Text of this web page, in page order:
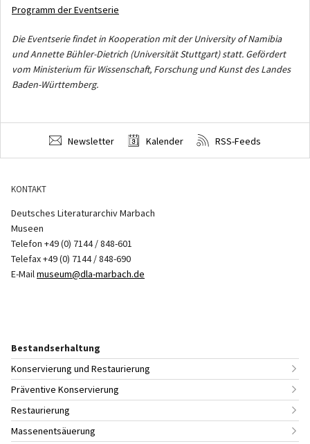
Programm der Eventserie
Die Eventserie findet in Kooperation mit der University of Namibia
und Annette Bühler-Dietrich (Universität Stuttgart) statt. Gefördert
vom Ministerium für Wissenschaft, Forschung und Kunst des Landes
Baden-Württemberg.
Newsletter Kalender RSS-Feeds
KONTAKT
Deutsches Literaturarchiv Marbach
Museen
Telefon +49 (0) 7144 / 848-601
Telefax +49 (0) 7144 / 848-690
E-Mail museum@dla-marbach.de
Bestandserhaltung
Konservierung und Restaurierung
Präventive Konservierung
Restaurierung
Massenentsäuerung